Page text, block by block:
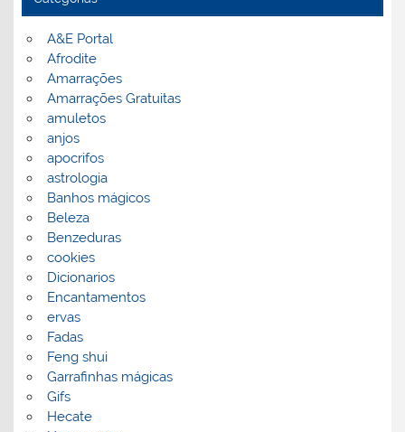
A&E Portal
Afrodite
Amarrações
Amarrações Gratuitas
amuletos
anjos
apocrifos
astrologia
Banhos mágicos
Beleza
Benzeduras
cookies
Dicionarios
Encantamentos
ervas
Fadas
Feng shui
Garrafinhas mágicas
Gifs
Hecate